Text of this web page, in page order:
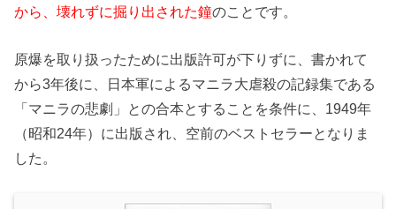
から、壊れずに掘り出された鐘のことです。
原爆を取り扱ったために出版許可が下りずに、書かれて
から3年後に、日本軍によるマニラ大虐殺の記録集である
「マニラの悲劇」との合本とすることを条件に、1949年
（昭和24年）に出版され、空前のベストセラーとなりま
した。